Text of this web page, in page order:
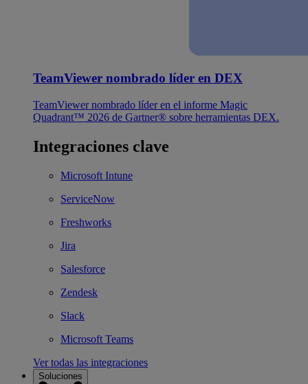
TeamViewer nombrado líder en DEX
TeamViewer nombrado líder en el informe Magic
Quadrant™ 2026 de Gartner® sobre herramientas DEX.
Integraciones clave
Microsoft Intune
ServiceNow
Freshworks
Jira
Salesforce
Zendesk
Slack
Microsoft Teams
Ver todas las integraciones
Soluciones